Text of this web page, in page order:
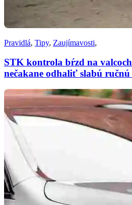
Pravidlá, Tipy, Zaujímavosti,
STK kontrola bŕzd na
nečakane odhaliť slabú